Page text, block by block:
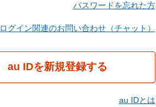
パスワードを忘れた方
ログイン関連のお問い合わせ（チャット）
au IDを新規登録する
au IDとは